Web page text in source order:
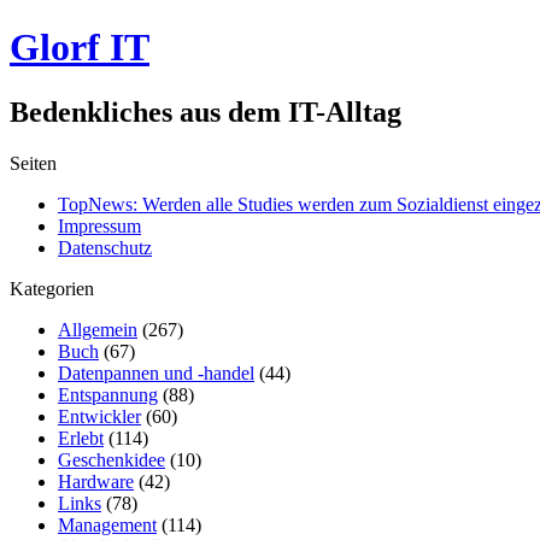
Glorf IT
Bedenkliches aus dem IT-Alltag
Seiten
TopNews: Werden alle Studies werden zum Sozialdienst
Impressum
Datenschutz
Kategorien
Allgemein (267)
Buch (67)
Datenpannen und -handel (44)
Entspannung (88)
Entwickler(60)
Erlebt (114)
Geschenkidee (10)
Hardware (42)
Links (78)
Management (114)